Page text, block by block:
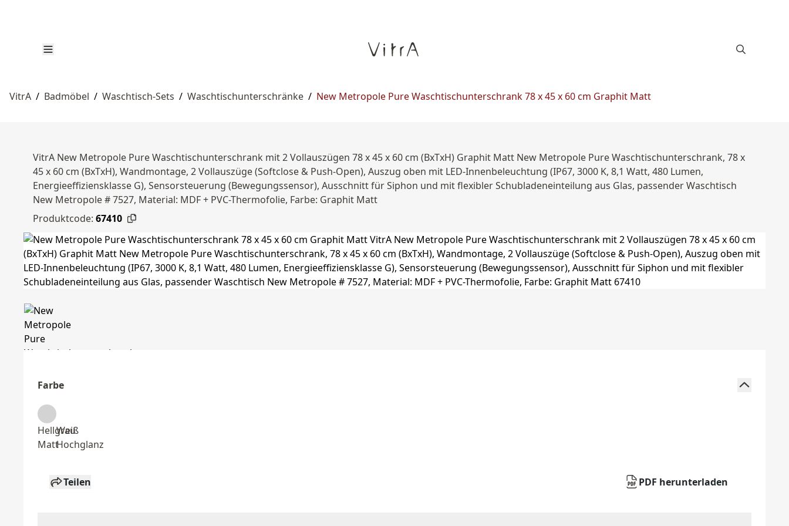
VitrA / Badmöbel / Waschtisch-Sets / Waschtischunterschränke / New Metropole Pure Waschtischunterschrank 78 x 45 x 60 cm Graphit Matt
VitrA New Metropole Pure Waschtischunterschrank mit 2 Vollauszügen 78 x 45 x 60 cm (BxTxH) Graphit Matt New Metropole Pure Waschtischunterschrank, 78 x
45 x 60 cm (BxTxH), Wandmontage, 2 Vollauszüge (Softclose & Push-Open), Auszug oben mit LED-Innenbeleuchtung (IP67, 3000 K, 8,1 Watt, 480 Lumen,
Energieeffiziensklasse G), Sensorsteuerung (Bewegungssensor), Ausschnitt für Siphon und mit flexibler Schubladeneinteilung aus Glas, passender Waschtisch
New Metropole # 7527, Material: MDF + PVC-Thermofolie, Farbe: Graphit Matt
Produktcode: 67410
Farbe
Hellgrau
Matt
Weiß
Hochglanz
Teilen PDF herunterladen